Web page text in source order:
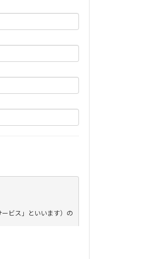
ビス」といいます）の